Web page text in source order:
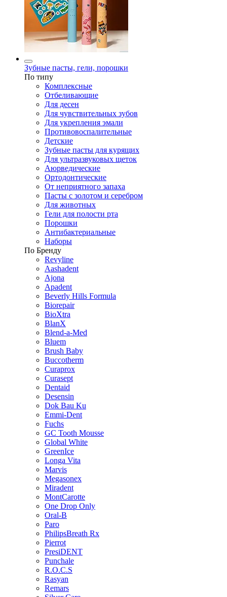
Зубные пасты, гели, порошки
По типу
Комплексные
Отбеливающие
Для десен
Для чувствительных зубов
Для укрепления эмали
Противовоспалительные
Детские
Зубные пасты для курящих
Для ультразвуковых щеток
Аюрведические
Ортодонтические
От неприятного запаха
Пасты с золотом и серебром
Для животных
Гели для полости рта
Порошки
Антибактериальные
Наборы
По Бренду
Revyline
Aashadent
Ajona
Apadent
Beverly Hills Formula
Biorepair
BioXtra
BlanX
Blend-a-Med
Bluem
Brush Baby
Buccotherm
Curaprox
Curasept
Dentaid
Desensin
Dok Bau Ku
Emmi-Dent
Fuchs
GC Tooth Mousse
Global White
GreenIce
Longa Vita
Marvis
Megasonex
Miradent
MontCarotte
One Drop Only
Oral-B
Paro
PhilipsBreath Rx
Pierrot
PresiDENT
Punchale
R.O.C.S
Rasyan
Remars